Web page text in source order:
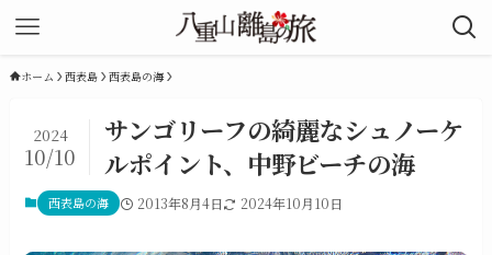
ホーム 西表島 西表島の海
サンゴリーフの綺麗なシュノーケ
ルポイント、中野ビーチの海
2024
10/10
西表島の海 2013年8月4日 2024年10月10日